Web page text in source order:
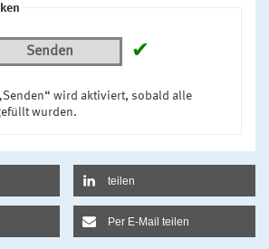
Senden ✔
wird aktiviert, sobald alle
wurden.
teilen
Per E-Mail teilen